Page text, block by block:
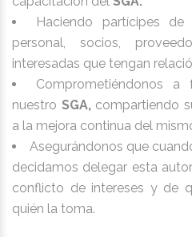
Haciendo partícipes
personal, socios,
interesadas que tengan
Comprometiéndonos
nuestro SGA, compartiendo
a la mejora continua del
Asegurándonos que
decidamos delegar esta
conflicto de intereses y de
quién la toma.